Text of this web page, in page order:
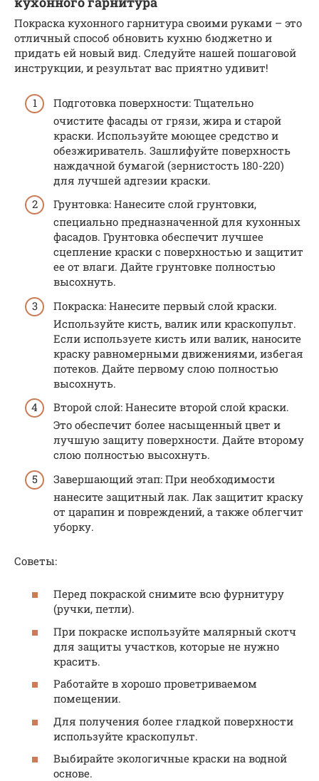
Покраска кухонного гарнитура своими руками – это
отличный способ обновить кухню бюджетно и
придать ей новый вид. Следуйте нашей пошаговой
инструкции, и результат вас приятно удивит!
Подготовка поверхности: Тщательно
очистите фасады от грязи, жира и старой
краски. Используйте моющее средство и
обезжириватель. Зашлифуйте поверхность
наждачной бумагой (зернистость 180-220)
для лучшей адгезии краски.
Грунтовка: Нанесите слой грунтовки,
специально предназначенной для кухонных
фасадов. Грунтовка обеспечит лучшее
сцепление краски с поверхностью и защитит
ее от влаги. Дайте грунтовке полностью
высохнуть.
Покраска: Нанесите первый слой краски.
Используйте кисть, валик или краскопульт.
Если используете кисть или валик, наносите
краску равномерными движениями, избегая
потеков. Дайте первому слою полностью
высохнуть.
Второй слой: Нанесите второй слой краски.
Это обеспечит более насыщенный цвет и
лучшую защиту поверхности. Дайте второму
слою полностью высохнуть.
Завершающий этап: При необходимости
нанесите защитный лак. Лак защитит краску
от царапин и повреждений, а также облегчит
уборку.
Советы:
Перед покраской снимите всю фурнитуру
(ручки, петли).
При покраске используйте малярный скотч
для защиты участков, которые не нужно
красить.
Работайте в хорошо проветриваемом
помещении.
Для получения более гладкой поверхности
используйте краскопульт.
Выбирайте экологичные краски на водной
основе.